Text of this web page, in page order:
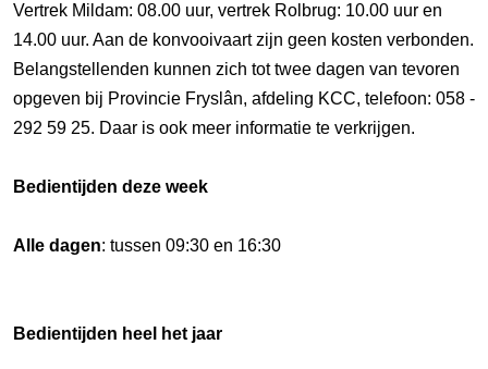
Vertrek Mildam: 08.00 uur, vertrek Rolbrug: 10.00 uur en
14.00 uur. Aan de konvooivaart zijn geen kosten verbonden.
Belangstellenden kunnen zich tot twee dagen van tevoren
opgeven bij Provincie Fryslân, afdeling KCC, telefoon: 058 -
292 59 25. Daar is ook meer informatie te verkrijgen.
Bedientijden deze week
Alle dagen: tussen 09:30 en 16:30
Bedientijden heel het jaar